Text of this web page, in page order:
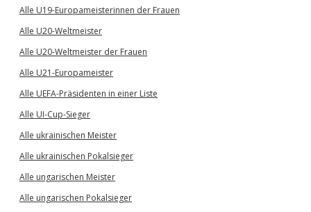
Alle U19-Europameisterinnen der Frauen
Alle U20-Weltmeister
Alle U20-Weltmeister der Frauen
Alle U21-Europameister
Alle UEFA-Präsidenten in einer Liste
Alle UI-Cup-Sieger
Alle ukrainischen Meister
Alle ukrainischen Pokalsieger
Alle ungarischen Meister
Alle ungarischen Pokalsieger